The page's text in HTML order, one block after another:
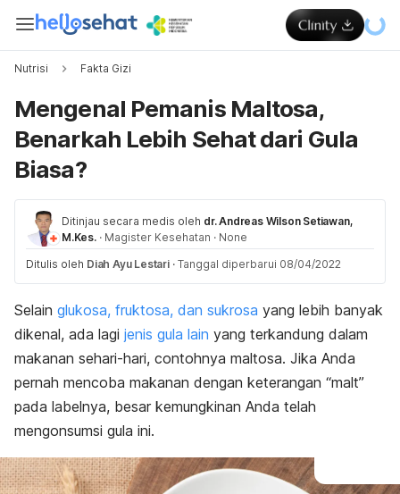
Nutrisi Fakta Gizi
Mengenal Pemanis Maltosa,
Benarkah Lebih Sehat dari Gula
Biasa?
Ditinjau secara medis oleh dr. Andreas Wilson Setiawan,
M.Kes. · Magister Kesehatan · None
Ditulis oleh Diah Ayu Lestari · Tanggal diperbarui 08/04/2022
Selain glukosa, fruktosa, dan sukrosa yang lebih banyak
dikenal, ada lagi jenis gula lain yang terkandung dalam
makanan sehari-hari, contohnya maltosa. Jika Anda
pernah mencoba makanan dengan keterangan “malt”
pada labelnya, besar kemungkinan Anda telah
mengonsumsi gula ini.